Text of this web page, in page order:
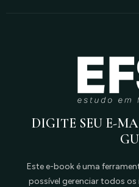
DIGITE SEU E-
Este e-book é uma
possível gerenciar todos